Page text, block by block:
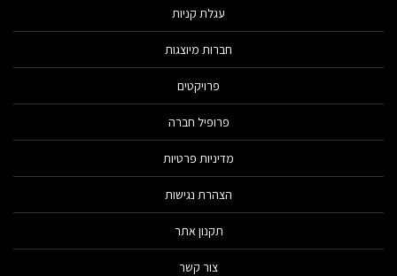
עגלת קניות
חברות מיוצגות
פרויקטים
פרופיל חברה
מדיניות פרטיות
הצהרת נגישות
תקנון אתר
צור קשר